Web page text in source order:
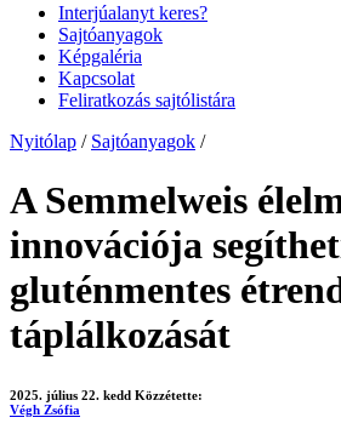
Interjúalanyt keres?
Sajtóanyagok
Képgaléria
Kapcsolat
Feliratkozás sajtólistára
Nyitólap / Sajtóanyagok /
A Semmelweis
innovációja
gluténmentes
táplálkozását
2025. július 22. kedd Közzétette:
Végh Zsófia